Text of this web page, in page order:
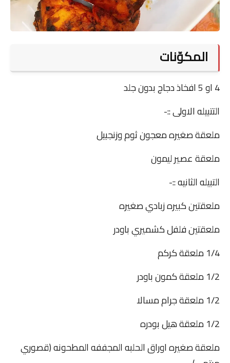
المكوّنات
4 او 5 افخاذ دجاج بدون جلد
التتبيله الاولى ::-
ملعقة صغيره معجون ثوم وزنجبيل
ملعقة عصير ليمون
التبيله الثانيه ::-
ملعقتين كبيره زبادي صغيره
ملعقتين فلفل كشميري باودر
1/4 ملعقة كركم
1/2 ملعقة كمون باودر
1/2 ملعقة جرام مسالا
1/2 ملعقة هيل بودره
ملعقة صغيره اوراق الحلبه المجففه المطحونه (قصوري